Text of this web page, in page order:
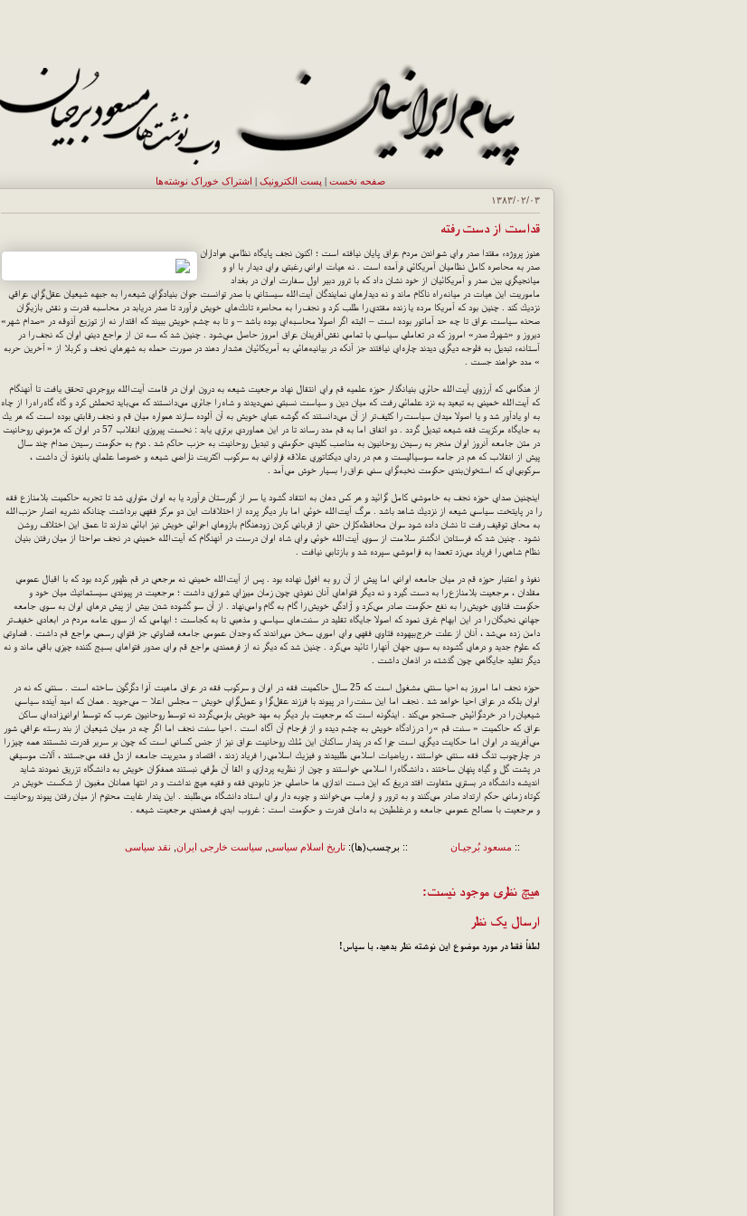
صفحه نخست | پست الکترونيک | اشتراک خوراک نوشته‌ها
۱۳۸۳/۰۲/۰۳
قداست از دست رفته
هنوز پروژهء مقتدا صدر براي شوراندن مردم عراق پايان نيافته است ؛ اكنون نجف پايگاه نظامي هواداران
صدر به محاصره كامل نظاميان آمريكائي درآمده است . نه هيات ايراني رغبتي براي ديدار با او و
ميانجيگري بين صدر و آمريكائيان از خود نشان داد كه با ترور دبير اول سفارت ايران در بغداد
ماموريت اين هيات در ميانه راه ناكام ماند و نه ديدارهاي نمايندگان آيت‌الله سيستاني با صدر توانست جوان بنيادگراي شيعه را به جبهه شيعيان عقل‌گراي عراقي
نزديك كند . چنين بود كه آمريكا مرده يا زنده مقتدي را طلب كرد و نجف را به محاصره تانك‌هاي خويش درآورد تا صدر دريابد در محاسبه قدرت و نقش بازيگران
صحنه سياست عراق تا چه حد آماتور بوده است – البته اگر اصولا محاسبه‌اي بوده باشد – و تا به چشم خويش ببيند كه اقتدار نه از توزيع آذوقه در «صدام شهر»
ديروز و «شهرك صدر» امروز كه در تعاملي سياسي با تمامي نقش‌آفرينان عراق امروز حاصل مي‌شود . چنين شد كه سه تن از مراجع ديني ايران كه نجف را در
آستانه‌ء تبديل به فلوجه‌ ديگري ديدند چاره‌اي نيافتند جز آنكه در بيانيه‌هائي به آمريكائيان هشدار دهند در صورت حمله به شهرهاي نجف و كربلا از « آخرين حربه
» مدد خواهند جست .
از هنگامي كه آرزوي آيت‌الله حائري بنيانگذار حوزه علميه قم براي انتقال نهاد مرجعيت شيعه به درون ايران در قامت آيت‌الله بروجردي تحقق يافت تا آنهنگام
كه آيت‌الله خميني به تبعيد به نزد علمائي رفت كه ميان دين و سياست نسبتي نمي‌ديدند و شاه را جائري مي‌دانستند كه مي‌بايد تحملش كرد و گاه گاه راه را از چاه
به او يادآور شد و يا اصولا ميدان سياست را كثيف‌تر از آن مي‌دانستند كه گوشه عباي خويش به آن آلوده سازند همواره ميان قم و نجف رقابتي بوده است كه هر يك
به جايگاه مركزيت فقه شيعه تبديل گردد . دو اتفاق اما به قم مدد رساند تا در اين هماوردي برتري يابد : نخست پيروزي انقلاب 57 در ايران كه هژموني روحانيت
در متن جامعه آنروز ايران منجر به رسيدن روحانيون به مناصب كليدي حكومتي و تبديل روحانيت به حزب حاكم شد . دوم به حكومت رسيدن صدام چند سال
پيش از انقلاب كه هم در جامه سوسياليست و هم در رداي ديكتاتوري علاقه فراواني به سركوب اكثريت ناراضي شيعه و خصوصا علماي بانفوذ آن داشت ،
سركوبي‌اي كه استخوان‌بندي حكومت نخبه‌گراي سني عراق را بسيار خوش مي‌آمد .
اينچنين صداي حوزه نجف به خاموشي كامل گرائيد و هر كس دهان به انتقاد گشود يا سر از گورستان درآورد يا به ايران متواري شد تا تجربه حاكميت بلامنازع فقه
را در پايتخت سياسي شيعه از نزديك شاهد باشد . مرگ آيت‌الله خوئي اما بار ديگر پرده از اختلافات اين دو مركز فقهي برداشت چنانكه نشريه انصار حزب‌الله
به محاق توقيف رفت تا نشان داده شود سران محافظه‌كاران حتي از قرباني كردن زودهنگام بازو‌هاي اجرائي خويش نيز ابائي ندارند تا عمق اين اختلاف روشن
نشود . چنين شد كه فرستادن انگشتر سلامت از سوي آيت‌الله خوئي براي شاه ايران درست در آنهنگام كه آيت‌الله خميني در نجف صراحتا از ميان رفتن بنيان
نظام شاهي را فرياد مي‌زد تعمدا به فراموشي سپرده شد و بازتابي نيافت .
نفوذ و اعتبار حوزه قم در ميان جامعه ايراني اما پيش از آن رو به افول نهاده بود . پس از آيت‌الله خميني نه مرجعي در قم ظهور كرده بود كه با اقبال عمومي
مقلدان ، مرجعيت بلامنازع را به دست گيرد و نه ديگر فتواهاي آنان نفوذي چون زمان ميرزاي شيرازي داشت ؛ مرجعيت در پيوندي سيستماتيك ميان خود و
حكومت فتاوي خويش را به نفع حكومت صادر مي‌كرد و آزادگي خويش را گام به گام وامي‌نهاد . از آن سو گشوده شدن بيش از پيش درهاي ايران به سوي جامعه
جهاني نخبگان را در اين ابهام غرق نمود كه اصولا جايگاه تقليد در سنت‌هاي سياسي و مذهبي تا به كجاست ؛‌ ابهامي كه از سوي عامه مردم در ابعادي خفيف‌تر
دامن زده مي‌شد ، آنان از علت خرج‌بيهوده فتاوي فقهي براي اموري سخن مي‌راندند كه وجدان عمومي جامعه قضاوتي جز فتواي رسمي مراجع قم داشت . قضاوتي
كه علوم جديد و درهاي گشوده به سوي جهان آنها را تائيد مي‌كرد . چنين شد كه ديگر نه از فرهمندي مراجع قم براي صدور فتواهاي بسيج كننده چيزي باقي ماند و نه
ديگر تقليد جايگاهي چون گذشته در اذهان داشت .
حوزه نجف اما امروز به احيا سنتي مشغول است كه 25 سال حاكميت فقه در ايران و سركوب فقه در عراق ‌ماهيت آنرا دگرگون ساخته است . سنتي كه نه در
ايران بلكه در عراق احيا خواهد شد . نجف اما اين سنت را در پيوند با فرزند عقل‌گرا و عمل‌گراي خويش – مجلس اعلا – مي‌جويد . همان كه اميد آينده سياسي
شيعيان را در خردگرائيش جستجو مي‌كند . اينگونه است كه مرجعيت بار ديگر به مهد خويش بازمي‌گردد نه توسط روحانيون عرب كه توسط ايراني‌زاده‌اي ساكن
عراق كه حاكميت « سنت قم » را در زادگاه خويش به چشم ديده و از فرجام آن آگاه است . احيا سنت نجف اما اگر چه در ميان شيعيان از بند رسته عراقي شور
مي‌آفريند در ايران اما حكايت ديگري است چرا كه در پندار ساكنان اين مُلك روحانيت عراق نيز از جنس كساني است كه چون بر سرير قدرت نشستند همه چيز را
در چارچوب تنگ فقه سنتي خواستند ، رياضيات اسلامي طلبيدند و فيزيك اسلامي را فرياد زدند ، اقتصاد و مديريت جامعه از دل فقه مي‌جستند ، آلات موسيقي
در پشت گل و گياه پنهان ساختند ، دانشگاه را اسلامي خواستند و چون از نظريه پردازي و القا آن طرفي نبستند همفكران خويش به دانشگاه تزريق نمودند شايد
انديشه دانشگاه در بستري متفاوت افتد دريغ كه اين دست اندازي ها حاصلي جز نابودي فقه و فقيه هيچ نداشت و در انتها همانان مغبون از شكست خويش در
كوتاه زماني حكم ارتداد صادر مي‌كنند و به ترور و ارهاب مي‌خوانند و چوبه دار براي استاد دانشگاه مي‌طلبند . اين پندار غايت محتوم از ميان رفتن پيوند روحانيت
و مرجعيت با مصالح عمومي جامعه و درغلطيدن به دامان قدرت و حكومت است : غروب ابدي فرهمندي مرجعيت شيعه .
:: مسعود بُرجيـان :: برچسب(ها): تاریخ اسلام سیاسی سیاست خارجی ایران نقد سیاسی
هیچ نظری موجود نیست:
ارسال یک نظر
لطفاً فقط در مورد موضوع این نوشته نظر بدهید. با سپاس!